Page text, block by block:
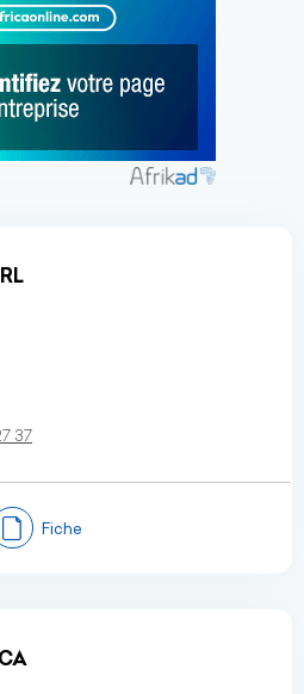
37
Fiche